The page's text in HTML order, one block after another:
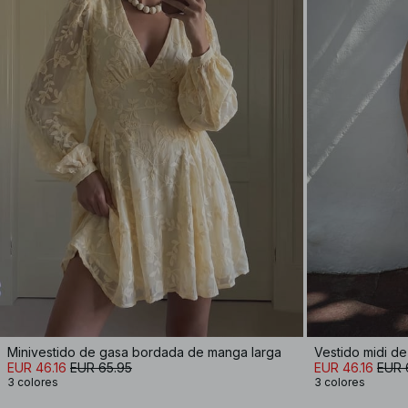
Minivestido de gasa bordada de manga larga
EUR 46.16 EUR 65.95
3 colores
Vestido midi
EUR 46.16 EUR
3 colores